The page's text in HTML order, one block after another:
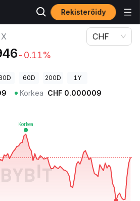
Rekisteröidy
-0.11%
CHF
60D 200D 1Y
Korkea CHF 0.000009